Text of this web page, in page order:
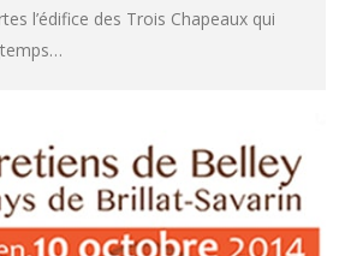
l’édifice des Trois Chapeaux qui